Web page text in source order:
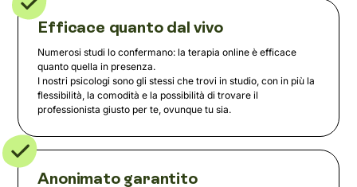
Efficace quanto dal vivo
Numerosi studi lo confermano: la terapia online è efficace
quanto quella in presenza.
I nostri psicologi sono gli stessi che trovi in studio, con in più la
flessibilità, la comodità e la possibilità di trovare il
professionista giusto per te, ovunque tu sia.
Anonimato garantito